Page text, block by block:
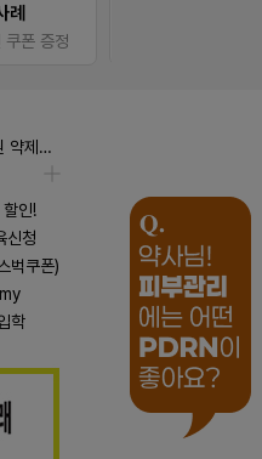
례
쿠폰 증정
순천향대학교 부속 구미병원 약제팀 계약직 야간약사 채용공고
인!
청
벅쿠폰)
학